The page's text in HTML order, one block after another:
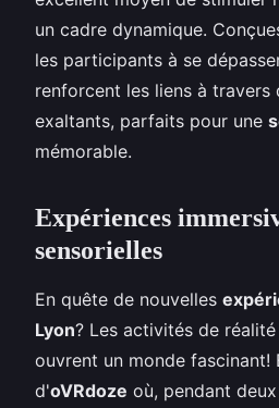
un cadre dynamique.
les participants à se
renforcent les liens à travers
exaltants, parfaits pour une
mémorable.
Expériences
sensorielles
En quête de nouvelles
Lyon? Les activités de
ouvrent un monde fascinant!
d'oVRdoze où, pendant